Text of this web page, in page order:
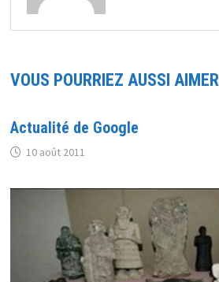
VOUS POURRIEZ AUSSI AIMER
Actualité de Google
10 août 2011